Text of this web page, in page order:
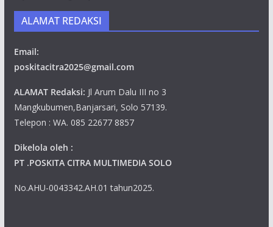
ALAMAT REDAKSI
Email:
poskitacitra2025@gmail.com
ALAMAT Redaksi: Jl Arum Dalu III no 3
Mangkubumen,Banjarsari, Solo 57139.
Telepon : WA. 085 22677 8857
Dikelola oleh :
PT .POSKITA CITRA MULTIMEDIA SOLO
No.AHU-0043342.AH.01 tahun2025.